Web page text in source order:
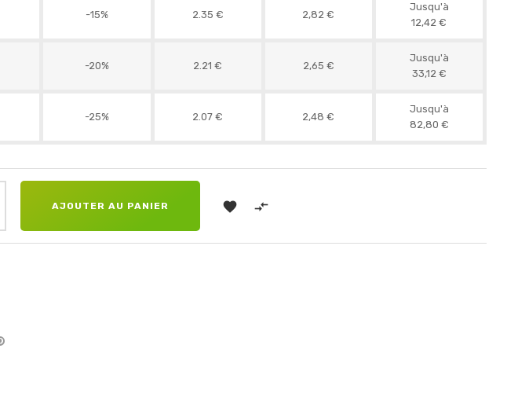
-15% 2.35 € 2,82 €
Jusqu'à
12,42 €
-20% 2.21 € 2,65 €
Jusqu'à
33,12 €
-25% 2.07 € 2,48 €
Jusqu'à
82,80 €
AJOUTER AU PANIER  